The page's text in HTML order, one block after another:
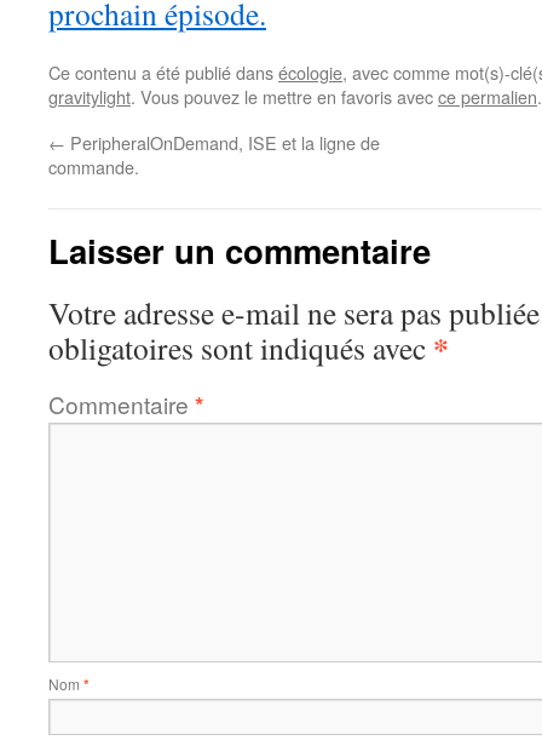
prochain épisode.
Ce contenu a été publié dansécologie, avec comme mot(s)-
gravitylight. Vous pouvez le mettre en favoris avecce permalien.
← PeripheralOnDemand, ISE et la ligne de
commande.
Laisser un commentaire
Votre adresse e-mail ne sera pas
obligatoires sont indiqués avec *
Commentaire *
Nom *